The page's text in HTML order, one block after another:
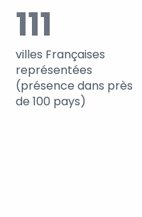
111
villes Françaises
représentées
(présence dans près
de 100 pays)